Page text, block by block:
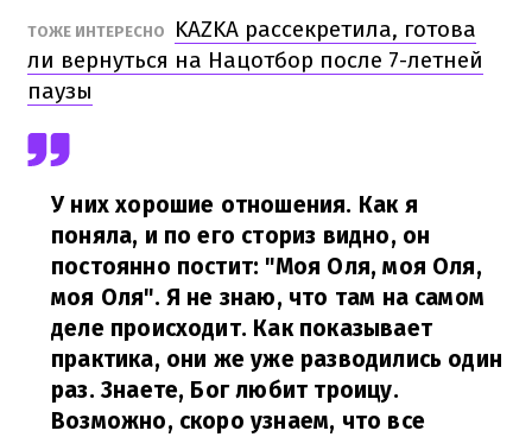
ТОЖЕ ИНТЕРЕСНО
KAZKA рассекретила, готова
ли вернуться на Нацотбор после 7-летней
паузы
У них хорошие отношения. Как я
поняла, и по его сториз видно, он
постоянно постит: "Моя Оля, моя Оля,
моя Оля". Я не знаю, что там на самом
деле происходит. Как показывает
практика, они же уже разводились один
раз. Знаете, Бог любит троицу.
Возможно, скоро узнаем, что все